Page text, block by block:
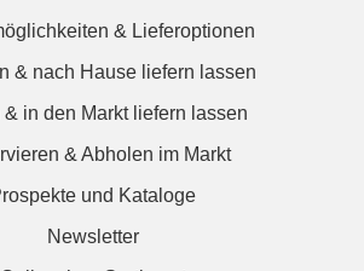
& Lieferoptionen
& nach Hause liefern lassen
& in den Markt liefern lassen
& Abholen im Markt
und Kataloge
Newsletter